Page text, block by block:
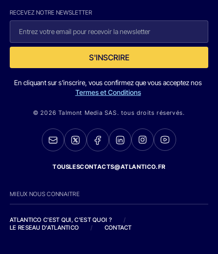
RECEVEZ NOTRE NEWSLETTER
S'INSCRIRE
En cliquant sur s'inscrire, vous confirmez que vous acceptez nos
Termes et Conditions
© 2026 Talmont Media SAS. tous droits réservés.
TOUSLESCONTACTS@ATLANTICO.FR
MIEUX NOUS CONNAITRE
ATLANTICO C'EST QUI, C'EST QUOI ?
/
LE RESEAU D'ATLANTICO
/ CONTACT